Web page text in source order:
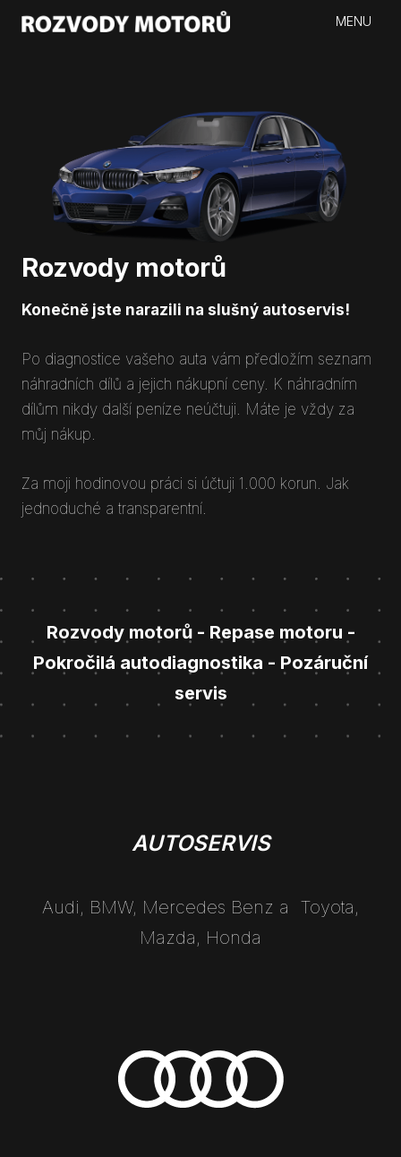
MENU
Rozvody motorů
Konečně jste narazili na slušný autoservis!
Po diagnostice vašeho auta vám předložím seznam
náhradních dílů a jejich nákupní ceny. K náhradním
dílům nikdy další peníze neúčtuji. Máte je vždy za
můj nákup.
Za moji hodinovou práci si účtuji 1.000 korun. Jak
jednoduché a transparentní.
Rozvody motorů - Repase motoru -
Pokročilá autodiagnostika - Pozáruční
servis
AUTOSERVIS
Audi, BMW, Mercedes Benz a Toyota,
Mazda, Honda